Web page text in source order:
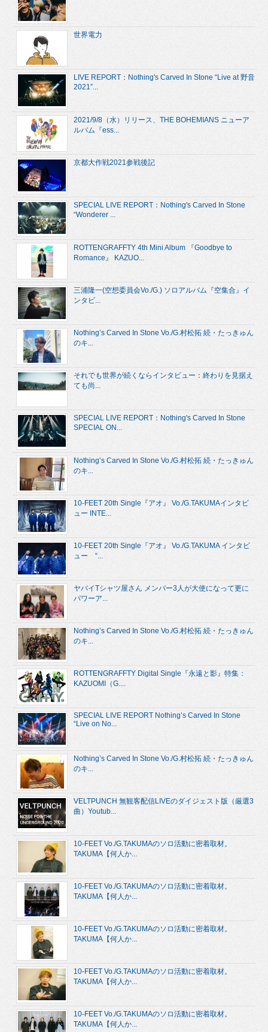
世界電力
LIVE REPORT：Nothing's Carved In Stone “Live at 野音
2021”...
2021/9/8（水）リリース、THE BOHEMIANS ニューア
ルバム『ess...
京都大作戦2021参戦後記
SPECIAL LIVE REPORT：Nothing's Carved In Stone
“Wonderer ...
ROTTENGRAFFTY 4th Mini Album 『Goodbye to
Romance』 KAZUO...
三浦隆一(空想委員会Vo./G.) ソロアルバム『空集合』イ
ンタビ...
Nothing’s Carved In Stone Vo./G.村松拓 続・たっきゅん
のキ...
それでも世界が続くならインタビュー：終わりを見据え
ても尚...
SPECIAL LIVE REPORT：Nothing's Carved In Stone
SPECIAL ON...
Nothing’s Carved In Stone Vo./G.村松拓 続・たっきゅん
のキ...
10-FEET 20th Single『アオ』 Vo./G.TAKUMAインタビ
ュー INTE...
10-FEET 20th Single『アオ』 Vo./G.TAKUMA インタビ
ュー “...
ヤバイTシャツ屋さん メンバー3人が大使になって更に
パワーア...
Nothing’s Carved In Stone Vo./G.村松拓 続・たっきゅん
のキ...
ROTTENGRAFFTY Digital Single『永遠と影』特集：
KAZUOMI（G....
SPECIAL LIVE REPORT Nothing’s Carved In Stone
“Live on No...
Nothing’s Carved In Stone Vo./G.村松拓 続・たっきゅん
のキ...
VELTPUNCH 無観客配信LIVEのダイジェスト版（厳選3
曲）Youtub...
10-FEET Vo./G.TAKUMAのソロ活動に密着取材。
TAKUMA【何人か...
10-FEET Vo./G.TAKUMAのソロ活動に密着取材。
TAKUMA【何人か...
10-FEET Vo./G.TAKUMAのソロ活動に密着取材。
TAKUMA【何人か...
10-FEET Vo./G.TAKUMAのソロ活動に密着取材。
TAKUMA【何人か...
10-FEET Vo./G.TAKUMAのソロ活動に密着取材。
TAKUMA【何人か...